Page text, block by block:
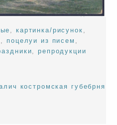
картинка/рисунок
поцелуи из писем
,репродукции
костромская губебрня